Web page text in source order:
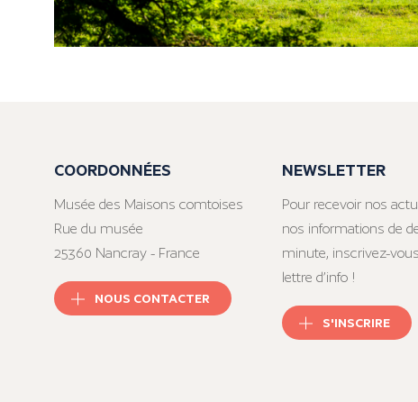
COORDONNÉES
Musée des Maisons comtoises
Rue du musée
25360 Nancray - France
NOUS CONTACTER
NEWSLETTER
Pour recevoir nos
nos informations de
minute, inscrivez-
lettre d’info !
S'INSCRIRE